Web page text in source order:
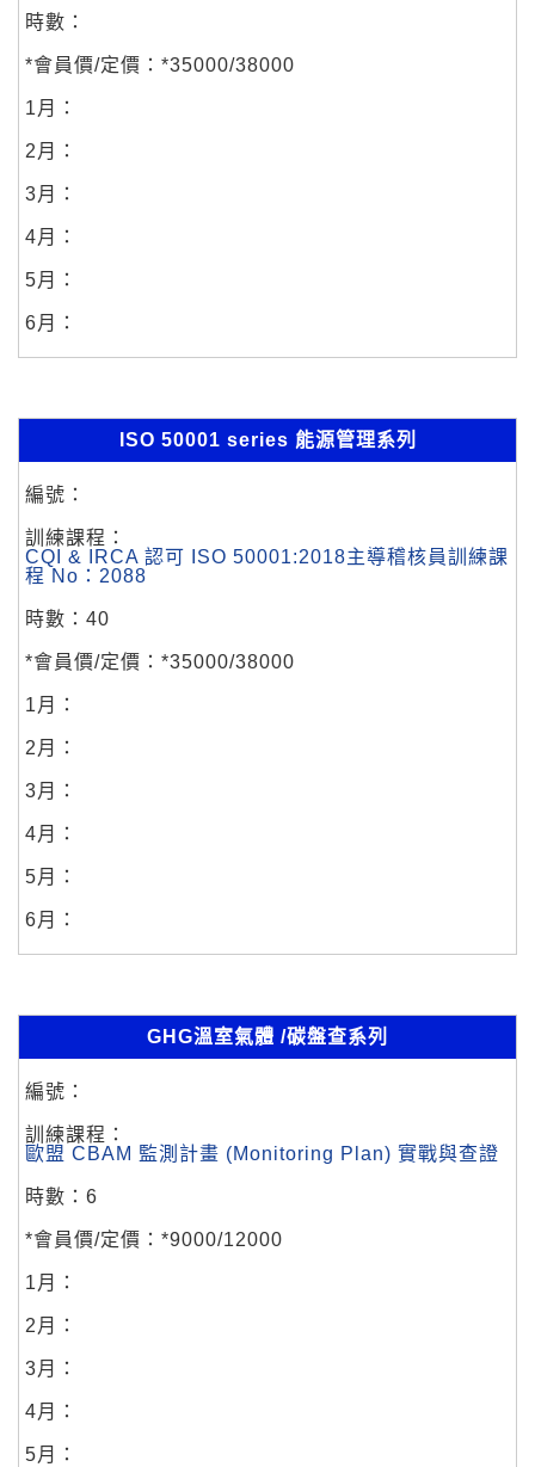
*35000/38000
ISO 50001 series 能源管理系列
CQI & IRCA 認可 ISO 50001:2018主導稽核員訓練課
程 No：2088
40
*35000/38000
GHG溫室氣體 /碳盤查系列
歐盟 CBAM 監測計畫 (Monitoring Plan) 實戰與查證
6
*9000/12000